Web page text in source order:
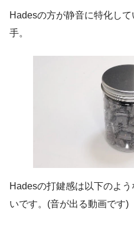
Hadesの方が静音に特化し
手。
Hadesの打鍵感は以下のよ
いです。(音が出る動画です)